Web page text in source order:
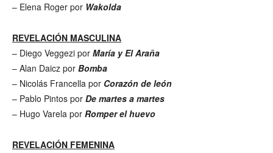
– Elena Roger por Wakolda
REVELACIÓN MASCULINA
– Diego Veggezi por María y El Araña
– Alan Daicz por Bomba
– Nicolás Francella por Corazón de león
– Pablo Pintos por De martes a martes
– Hugo Varela por Romper el huevo
REVELACIÓN FEMENINA